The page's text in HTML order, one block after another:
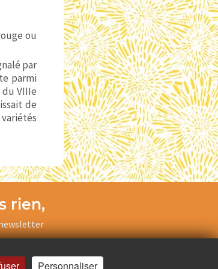
ou
par
parmi
VIIIe
de
rien,
Personnaliser